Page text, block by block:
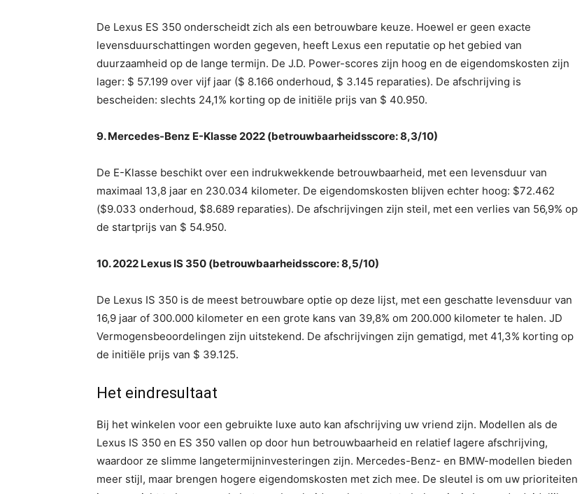
De Lexus ES 350 onderscheidt zich als een betrouwbare keuze. Hoewel er geen exacte
levensduurschattingen worden gegeven, heeft Lexus een reputatie op het gebied van
duurzaamheid op de lange termijn. De J.D. Power-scores zijn hoog en de eigendomskosten zijn
lager: $ 57.199 over vijf jaar ($ 8.166 onderhoud, $ 3.145 reparaties). De afschrijving is
bescheiden: slechts 24,1% korting op de initiële prijs van $ 40.950.
9. Mercedes-Benz E-Klasse 2022 (betrouwbaarheidsscore: 8,3/10)
De E-Klasse beschikt over een indrukwekkende betrouwbaarheid, met een levensduur van
maximaal 13,8 jaar en 230.034 kilometer. De eigendomskosten blijven echter hoog: $72.462
($9.033 onderhoud, $8.689 reparaties). De afschrijvingen zijn steil, met een verlies van 56,9% op
de startprijs van $ 54.950.
10. 2022 Lexus IS 350 (betrouwbaarheidsscore: 8,5/10)
De Lexus IS 350 is de meest betrouwbare optie op deze lijst, met een geschatte levensduur van
16,9 jaar of 300.000 kilometer en een grote kans van 39,8% om 200.000 kilometer te halen. JD
Vermogensbeoordelingen zijn uitstekend. De afschrijvingen zijn gematigd, met 41,3% korting op
de initiële prijs van $ 39.125.
Het eindresultaat
Bij het winkelen voor een gebruikte luxe auto kan afschrijving uw vriend zijn. Modellen als de
Lexus IS 350 en ES 350 vallen op door hun betrouwbaarheid en relatief lagere afschrijving,
waardoor ze slimme langetermijninvesteringen zijn. Mercedes-Benz- en BMW-modellen bieden
meer stijl, maar brengen hogere eigendomskosten met zich mee. De sleutel is om uw prioriteiten